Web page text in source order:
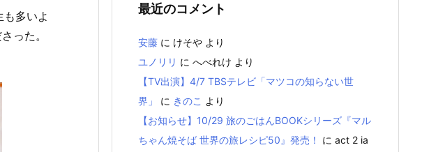
多いよ
った。
最近のコメント
安藤 に けそや より
ユノリリ に へべれけ より
【TV出演】4/7 TBSテレビ「マツコの知らない世
界」
に きのこ より
【お知らせ】10/29 旅のごはんBOOKシリーズ『マル
ちゃん焼そば 世界の旅レシピ50』発売！
に act 2 ia